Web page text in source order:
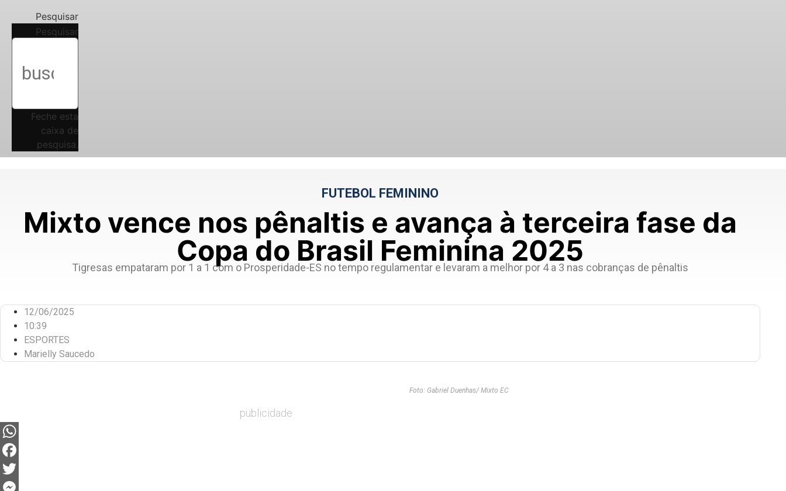
Pesquisar
Pesquisar
Feche esta
caixa de
pesquisa.
FUTEBOL FEMININO
Mixto vence nos pênaltis e avança à terceira fase da
Copa do Brasil Feminina 2025
Tigresas empataram por 1 a 1 com o Prosperidade-ES no tempo regulamentar e levaram a melhor por 4 a 3 nas cobranças de pênaltis
12/06/2025
10:39
ESPORTES
Marielly Saucedo
Foto: Gabriel Duenhas/ Mixto EC
publicidade
WhatsApp
Facebook
Twitter